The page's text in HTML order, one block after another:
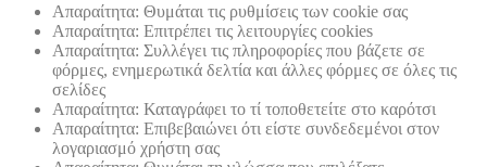
Απαραίτητα: Θυμάται τις ρυθμίσεις των cookie σας
Απαραίτητα: Επιτρέπει τις λειτουργίες cookies
Απαραίτητα: Συλλέγει τις πληροφορίες που βάζετε σε
φόρμες, ενημερωτικά δελτία και άλλες φόρμες σε όλες τις
σελίδες
Απαραίτητα: Καταγράφει το τί τοποθετείτε στο καρότσι
Απαραίτητα: Επιβεβαιώνει ότι είστε συνδεδεμένοι στον
λογαριασμό χρήστη σας